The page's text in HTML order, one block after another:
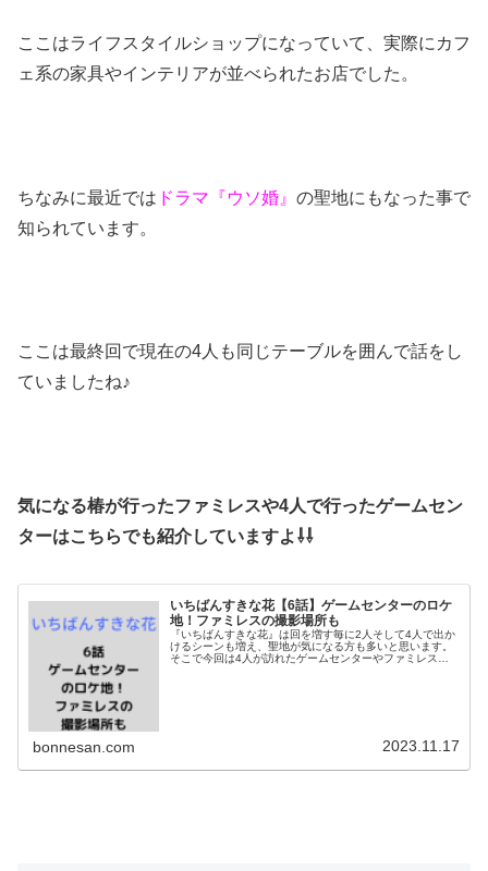
ここはライフスタイルショップになっていて、実際にカフ
ェ系の家具やインテリアが並べられたお店でした。
ちなみに最近では ドラマ『ウソ婚』 の聖地にもなった事で
知られています。
ここは最終回で現在の4人も同じテーブルを囲んで話をし
ていましたね♪
気になる椿が行ったファミレスや4人で行ったゲームセン
ターはこちらでも紹介していますよ⇩⇩
いちばんすきな花【6話】ゲームセンターのロケ
地！ファミレスの撮影場所も
『いちばんすきな花』は回を増す毎に2人そして4人で出か
けるシーンも増え、聖地が気になる方も多いと思います。
そこで今回は4人が訪れたゲームセンターやファミレスの
bonnesan.com 2023.11.17